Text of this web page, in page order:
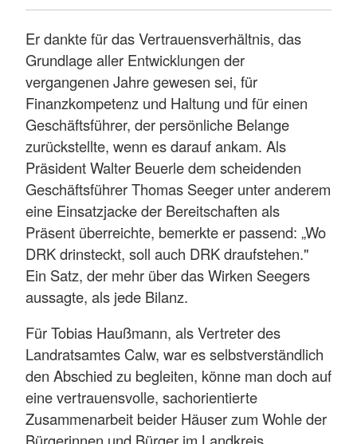
Er dankte für das Vertrauensverhältnis, das
Grundlage aller Entwicklungen der
vergangenen Jahre gewesen sei, für
Finanzkompetenz und Haltung und für einen
Geschäftsführer, der persönliche Belange
zurückstellte, wenn es darauf ankam. Als
Präsident Walter Beuerle dem scheidenden
Geschäftsführer Thomas Seeger unter anderem
eine Einsatzjacke der Bereitschaften als
Präsent überreichte, bemerkte er passend: „Wo
DRK drinsteckt, soll auch DRK draufstehen."
Ein Satz, der mehr über das Wirken Seegers
aussagte, als jede Bilanz.
Für Tobias Haußmann, als Vertreter des
Landratsamtes Calw, war es selbstverständlich
den Abschied zu begleiten, könne man doch auf
eine vertrauensvolle, sachorientierte
Zusammenarbeit beider Häuser zum Wohle der